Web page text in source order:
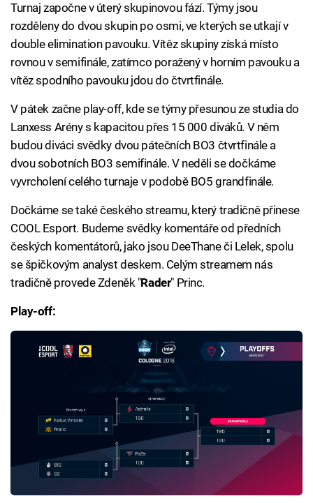
Turnaj započne v úterý skupinovou fází. Týmy jsou
rozděleny do dvou skupin po osmi, ve kterých se utkají v
double elimination pavouku. Vítěz skupiny získá místo
rovnou v semifinále, zatímco poražený v horním pavouku a
vítěz spodního pavouku jdou do čtvrtfinále.
V pátek začne play-off, kde se týmy přesunou ze studia do
Lanxess Arény s kapacitou přes 15 000 diváků. V něm
budou diváci svědky dvou pátečních BO3 čtvrtfinále a
dvou sobotních BO3 semifinále. V neděli se dočkáme
vyvrcholení celého turnaje v podobě BO5 grandfinále.
Dočkáme se také českého streamu, který tradičně přinese
COOL Esport. Budeme svědky komentáře od předních
českých komentátorů, jako jsou DeeThane či Lelek, spolu
se špičkovým analyst deskem. Celým streamem nás
tradičně provede Zdeněk "Rader" Princ.
Play-off: